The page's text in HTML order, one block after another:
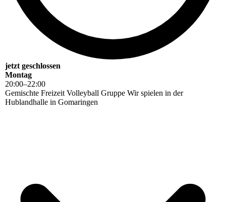
jetzt geschlossen
Montag
20:00–22:00
Gemischte Freizeit Volleyball Gruppe Wir spielen in der
Hublandhalle in Gomaringen